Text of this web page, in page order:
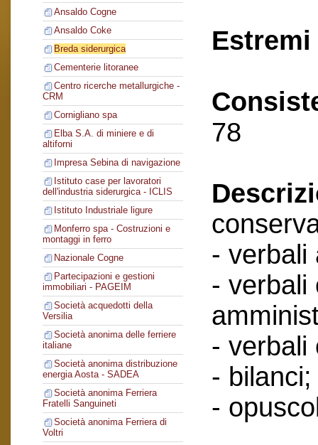
Ansaldo Cogne
Ansaldo Coke
Breda siderurgica
Cementerie litoranee
Centro ricerche metallurgiche -
CRM
Cornigliano spa
Elba S.A. di miniere e di
altiforni
Impresa Sebina di navigazione
Istituto case per lavoratori
dell'industria siderurgica - ICLIS
Istituto Industriale ligure
Monferro spa - Costruzioni e
montaggi in ferro
Nazionale Cogne
Partecipazioni e gestioni
immobiliari - PAGEIM
Società acquedotti della
Versilia
Società anonima delle ferriere
italiane
Società anonima distribuzione
energia Aosta - SADEA
Società anonima Ferriera
Fratelli Sanguineti
Società anonima Ferriera di
Voltri
78
- verbali
- verbali
- verbali
- bilanci;
-